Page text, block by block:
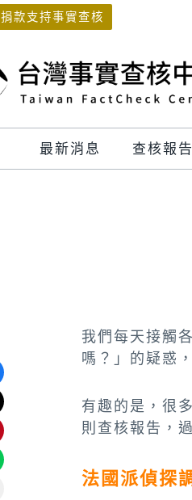
捐款支持事實查核
最新消息 查核報告
我們每天接觸
嗎？」的疑惑
有趣的是，很
則查核報吿，
法國派偵探